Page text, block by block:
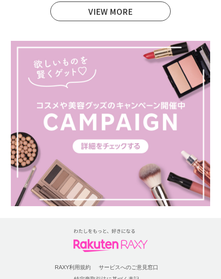
VIEW MORE
RAXY利用規約
サービスへのご意見窓口